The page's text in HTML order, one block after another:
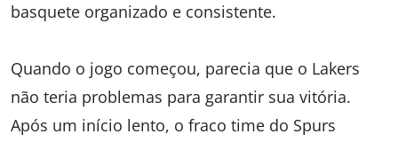
basquete organizado e consistente.
Quando o jogo começou, parecia que o Lakers
não teria problemas para garantir sua vitória.
Após um início lento, o fraco time do Spurs